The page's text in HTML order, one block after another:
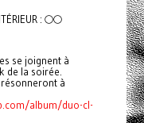
: 🌕🌕
se joignent à
de la soirée.
à
album/duo-cl-